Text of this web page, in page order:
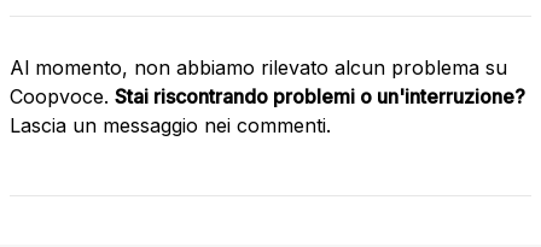
Al momento, non abbiamo rilevato alcun problema su
Coopvoce. Stai riscontrando problemi o un'interruzione?
Lascia un messaggio nei commenti.